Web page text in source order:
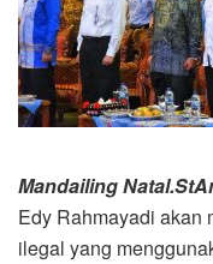
Mandailing
Edy Rahmayadi akan
ilegal yang